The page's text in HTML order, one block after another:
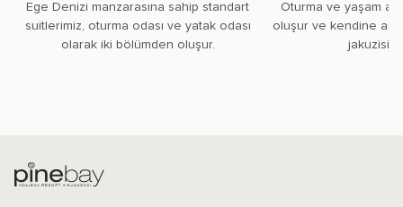
Ege Denizi manzarasına sahip standart
suitlerimiz, oturma odası ve yatak odası
olarak iki bölümden oluşur.
Oturma ve yaşam
oluşur ve kendine ait
jakuzisi